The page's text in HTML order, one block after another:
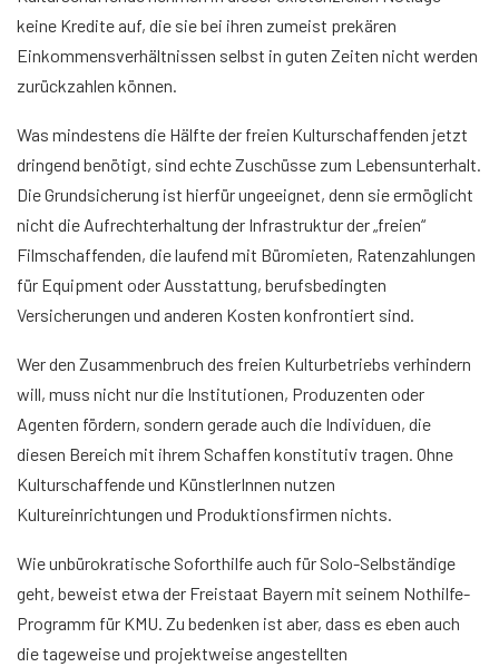
keine Kredite auf, die sie bei ihren zumeist prekären
Einkommensverhältnissen selbst in guten Zeiten nicht werden
zurückzahlen können.
Was mindestens die Hälfte der freien Kulturschaffenden jetzt
dringend benötigt, sind echte Zuschüsse zum Lebensunterhalt.
Die Grundsicherung ist hierfür ungeeignet, denn sie ermöglicht
nicht die Aufrechterhaltung der Infrastruktur der „freien“
Filmschaffenden, die laufend mit Büromieten, Ratenzahlungen
für Equipment oder Ausstattung, berufsbedingten
Versicherungen und anderen Kosten konfrontiert sind.
Wer den Zusammenbruch des freien Kulturbetriebs verhindern
will, muss nicht nur die Institutionen, Produzenten oder
Agenten fördern, sondern gerade auch die Individuen, die
diesen Bereich mit ihrem Schaffen konstitutiv tragen. Ohne
Kulturschaffende und KünstlerInnen nutzen
Kultureinrichtungen und Produktionsfirmen nichts.
Wie unbürokratische Soforthilfe auch für Solo-Selbständige
geht, beweist etwa der Freistaat Bayern mit seinem Nothilfe-
Programm für KMU. Zu bedenken ist aber, dass es eben auch
die tageweise und projektweise angestellten